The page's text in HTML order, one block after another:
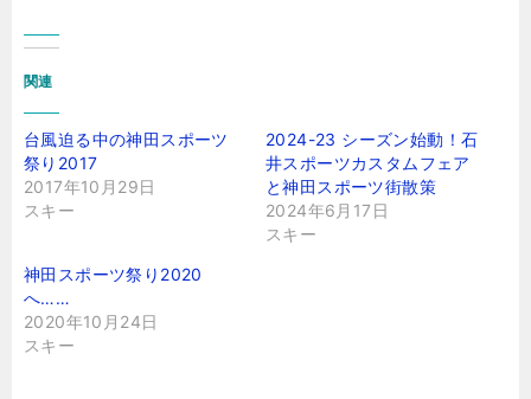
関連
台風迫る中の神田スポーツ
祭り2017
2017年10月29日
スキー
2024-23 シーズン始動！石
井スポーツカスタムフェア
と神田スポーツ街散策
2024年6月17日
スキー
神田スポーツ祭り2020
へ……
2020年10月24日
スキー